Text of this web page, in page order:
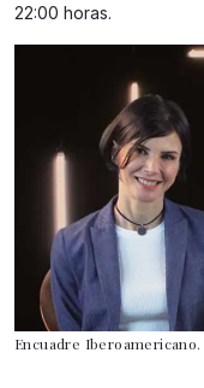
22:00 horas.
Encuadre Iberoamericano.